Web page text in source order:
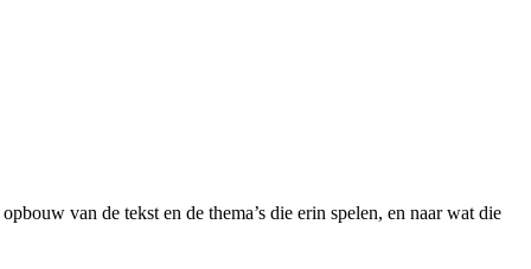
van de tekst en de thema’s die erin spelen, en naar wat die